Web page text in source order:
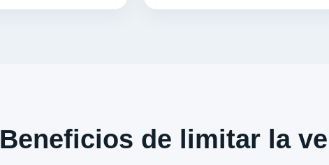
Beneficios de limitar la